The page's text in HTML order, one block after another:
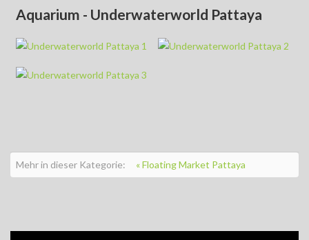
Aquarium - Underwaterworld Pattaya
Underwaterworld
Mehr in dieser Kategorie: « Floating Market Pattaya